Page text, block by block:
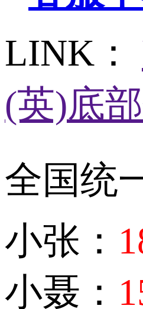
LINK：
(英)底
全国统
小张：
小聂：